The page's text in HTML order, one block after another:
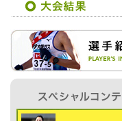
サステナビリテ